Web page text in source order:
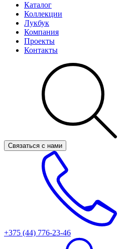
Каталог
Коллекции
Лукбук
Компания
Проекты
Контакты
Связаться с нами
+375 (44) 776-23-46